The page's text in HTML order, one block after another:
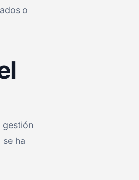
o
gestión
se ha